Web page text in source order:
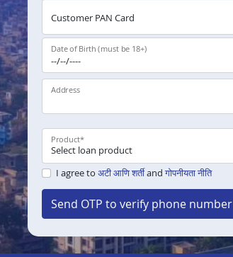
Customer PAN Card
Date of Birth (must be 18+)
Address
Product*
I agree to अटी आणि शर्तीand गोपनीयता नीति
Send OTP to verify phone number